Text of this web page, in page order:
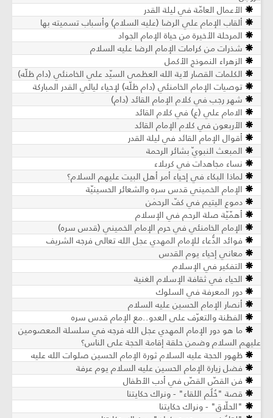
الأعمال العامّة في ليلة القدر
ألقاب الإمام علي الرضا (عليه السلام) وأسباب تسميته بها
المرحلة الأخيرة من حياة الإمام الجواد
شذرات من كرامات الإمام الرضا عليه السلام
الزهراء النموذج الأكمل
الكلمات القصار لآية الله العظمى السيّد علي الخامنئي (دام ظلّه)
توصيات الإمام الخامنئي (دام ظلّه) لإحياء ليالي القدر المباركة
شهر رجب في كلام الإمام القائد (دام)
الامام علي (ع) في كلام القائد
الأربعون في كلام الإمام القائد
أقوال الإمام القائد في ليلة القدر
المبعث النبويّ بشائر الرحمة
نساء مجاهدات في كربلاء
لماذا البكاء في إحياء أمر أهل البيت عليهم السلام؟
الإمام الخميني قدس سره والشعائر الحسينيّة
دموع اليتيم في كفّ الرحمٰن
أهمّيّة صلة الرحم في الإسلام
الإمام الخامنئي في حرم الإمام الخميني (قدس سره)
فوائد الدُّعاء للإمام المهدي عجل الله تعالى فرجه الشريف
معاني إحياء يوم القدس
التفكير في الإسلام
الحياء في ثقافة الإسلام الغنية
دور المعرفة في السلوك
أنصار الإمام الحسين عليه السلام
الفطنة والتعرّف على العدو..مع الإمام قدس سره
ما هو دور الإمام المهدي عجل الله فرجه في سلسلة المعصومين
عليهم السلام وضمن حلقة إقامة الحجة على الناس؟
ظهور الحجة عليه السلام ثورة الإمام الحسين صلوات الله عليه
فضل زيارة الإمام الحسين عليه السلام يوم عرفة
فن القصّ القصّ في أدب الأطفال
قصة "حُلُم اللقاء" - ونراك حكايتنا
"الحلّاق" - ونراك حكايتنا